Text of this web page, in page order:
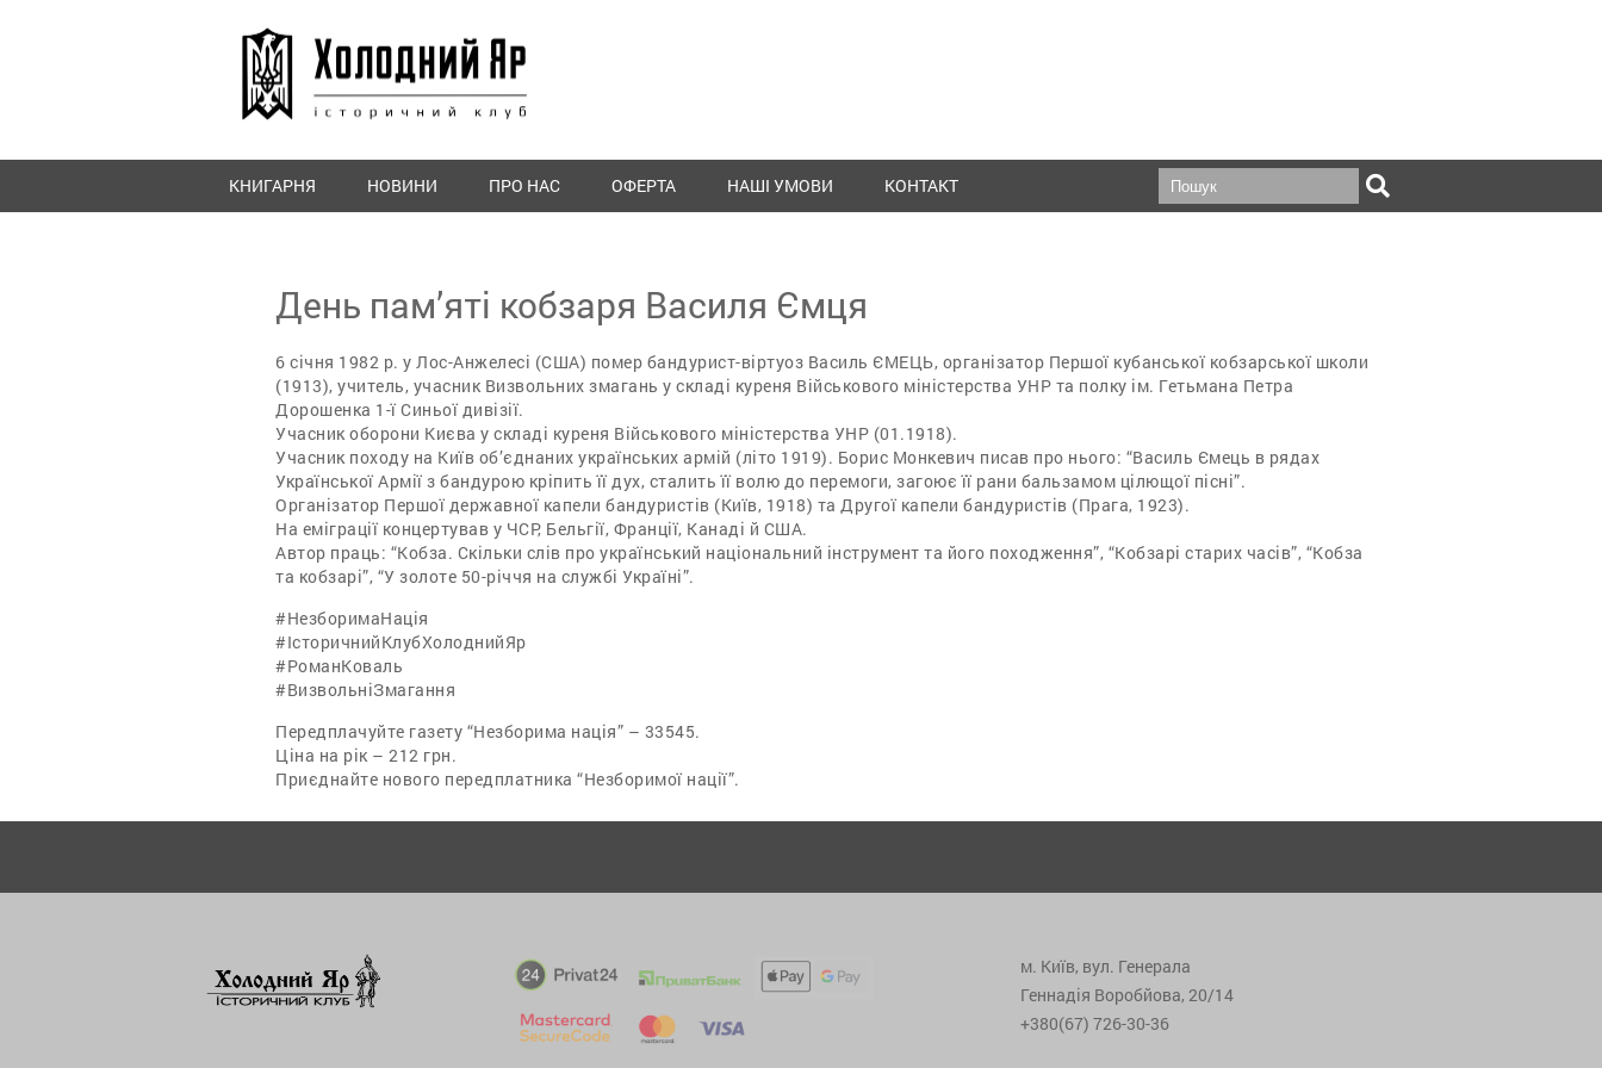
КНИГАРНЯ НОВИНИ ПРО НАС ОФЕРТА НАШІ УМОВИ КОНТАКТ
День пам’яті кобзаря Василя Ємця
6 січня 1982 р. у Лос-Анжелесі (США) помер бандурист-віртуоз Василь ЄМЕЦЬ, організатор Першої кубанської кобзарської школи
(1913), учитель, учасник Визвольних змагань у складі куреня Військового міністерства УНР та полку ім. Гетьмана Петра
Дорошенка 1-ї Синьої дивізії.
Учасник оборони Києва у складі куреня Військового міністерства УНР (01.1918).
Учасник походу на Київ об’єднаних українських армій (літо 1919). Борис Монкевич писав про нього: “Василь Ємець в рядах
Української Армії з бандурою кріпить її дух, сталить її волю до перемоги, загоює її рани бальзамом цілющої пісні”.
Організатор Першої державної капели бандуристів (Київ, 1918) та Другої капели бандуристів (Прага, 1923).
На еміграції концертував у ЧСР, Бельгії, Франції, Канаді й США.
Автор праць: “Кобза. Скільки слів про український національний інструмент та його походження”, “Кобзарі старих часів”, “Кобза
та кобзарі”, “У золоте 50-річчя на службі Україні”.
#НезборимаНація
#ІсторичнийКлубХолоднийЯр
#РоманКоваль
#ВизвольніЗмагання
Передплачуйте газету “Незборима нація” – 33545.
Ціна на рік – 212 грн.
Приєднайте нового передплатника “Незборимої нації”.
м. Київ, вул. Генерала
Геннадія Воробйова, 20/14
+380(67) 726-30-36